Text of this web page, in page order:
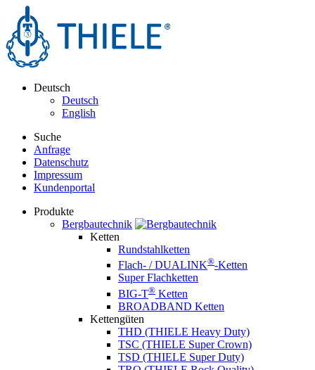
Deutsch
Deutsch
English
Suche
Anfrage
Datenschutz
Impressum
Kundenportal
Produkte
Bergbautechnik
Ketten
Rundstahlketten
Flach- / DUALINK®-Ketten
Super Flachketten
BIG-T® Ketten
BROADBAND Ketten
Kettengüten
THD (THIELE Heavy Duty)
TSC (THIELE Super Crown)
TSD (THIELE Super Duty)